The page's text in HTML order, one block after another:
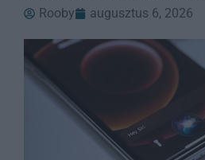
Rooby
augusztus 6, 2026